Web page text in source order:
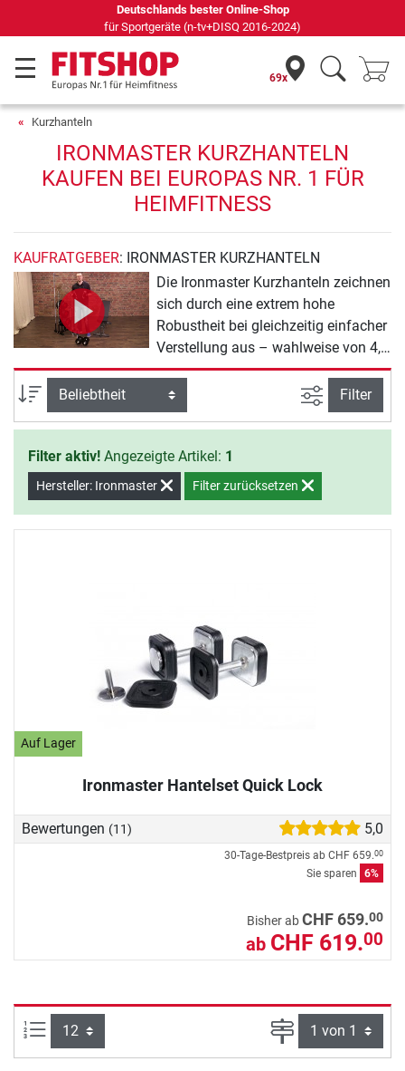
Deutschlands bester Online-Shop
für Sportgeräte (n-tv+DISQ 2016-2024)
69x
Kurzhanteln
IRONMASTER KURZHANTELN
KAUFEN BEI EUROPAS NR. 1 FÜR
HEIMFITNESS
KAUFRATGEBER: IRONMASTER KURZHANTELN
Die Ironmaster Kurzhanteln zeichnen
sich durch eine extrem hohe
Robustheit bei gleichzeitig einfacher
Verstellung aus – wahlweise von 4,5
kg bis 20,5 kg bzw. 34 kg. Im
Gegensatz zu anderen verstellbaren
Kurzhanteln, die z.T. aus Kunststoff
gefertigt sind, bestehen die
Ironmaster Kurzhanteln aus
geschweißtem Stahl (Handgriffe)
und hochwertigem Gusseisen
Sortierung Ansicht
Filter
Filter aktiv! Angezeigte Artikel: 1
Hersteller: Ironmaster Filter zurücksetzen
Auf Lager
Ironmaster Hantelset Quick Lock
Bewertungen (11) 5,0
30-Tage-Bestpreis ab CHF 659.00
Sie sparen 6%
Bisher abCHF 659.00
ab CHF 619.00
Artikel pro Seite: Seite